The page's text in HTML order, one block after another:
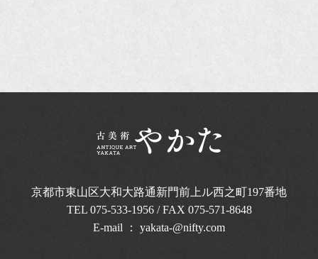
京都市東山区大和大路通新門前上ル西之町 197番地
TEL 075-533-1956/ FAX 075-571-8648
E-mail ： yakata-@nifty.com